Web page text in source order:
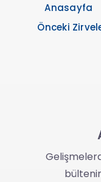
Anasayfa
Önceki